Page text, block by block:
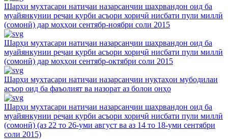
Шарҳи мухтасари натиҷаи назарсанҷии шаҳрвандон оид ба
муайянкунии реҷаи қурби асъори хориҷӣ нисбати пули миллӣ
(сомонӣ) дар моҳҳои сентябр-ноябри соли 2015
Шарҳи мухтасари натиҷаи назарсанҷии шаҳрвандон оид ба
муайянкунии реҷаи қурби асъори хориҷӣ нисбати пули миллӣ
(сомонӣ) дар моҳҳои сентябр-октябри соли 2015
Шарҳи мухтасари натиҷаи назарсанҷии нуқтаҳои мубодилаи
асъор оид ба фаъолият ва назорат аз болои онҳо
Шарҳи мухтасари натиҷаи назарсанҷии шаҳрвандон оид ба
муайянкунии реҷаи қурби асъори хориҷӣ нисбати пули миллӣ
(сомонӣ) (аз 22 то 26-уми август ва аз 14 то 18-уми сентябри
соли 2015)